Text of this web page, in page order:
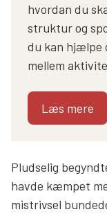
hvordan du
struktur og
du kan hjælpe
mellem
Læs mere
Pludselig
havde kæmpet
mistrivsel